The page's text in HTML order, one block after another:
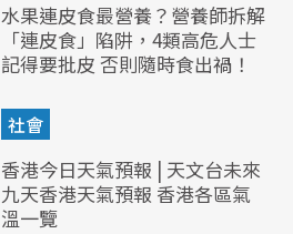
水果連皮食最營養？營養師拆解
「連皮食」陷阱，4類高危人士
記得要批皮 否則隨時食出禍！
社會
香港今日天氣預報 | 天文台未來
九天香港天氣預報 香港各區氣
溫一覽